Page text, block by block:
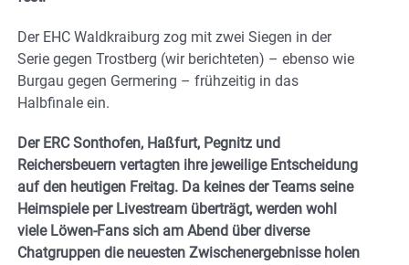
Der EHC Waldkraiburg zog mit zwei Siegen in der
Serie gegen Trostberg (wir berichteten) – ebenso wie
Burgau gegen Germering – frühzeitig in das
Halbfinale ein.
Der ERC Sonthofen, Haßfurt, Pegnitz und
Reichersbeuern vertagten ihre jeweilige Entscheidung
auf den heutigen Freitag. Da keines der Teams seine
Heimspiele per Livestream überträgt, werden wohl
viele Löwen-Fans sich am Abend über diverse
Chatgruppen die neuesten Zwischenergebnisse holen